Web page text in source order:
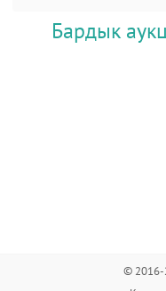
Бардык
© 2016-